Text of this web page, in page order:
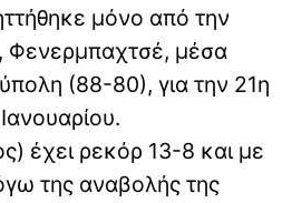
μόνο από την
Φενερμπαχτσέ, μέσα
(88-80), για την 21η
έχει ρεκόρ 13-8 και με
της αναβολής της